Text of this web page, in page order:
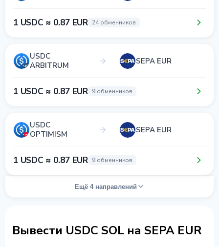
1 USDC ≈ 0.87 EUR 24 обменников
USDC
ARBITRUM
SEPA EUR
1 USDC ≈ 0.87 EUR 9 обменников
USDC
OPTIMISM
SEPA EUR
1 USDC ≈ 0.87 EUR 9 обменников
Ещё 4 направлений
Вывести USDC SOL на SEPA EUR